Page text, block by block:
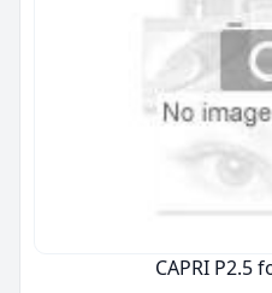
CAPRI P2.5